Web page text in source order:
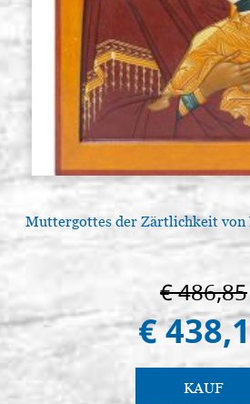
Muttergottes der Zärtlichkeit von
€ 486,85
€
KAUF